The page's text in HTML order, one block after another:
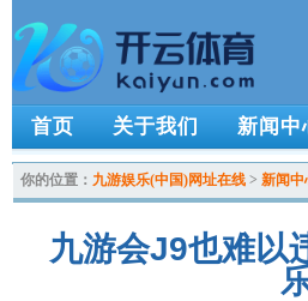
首页 关于我们 新闻中
你的位置： 九游娱乐(中国)网址在线 > 新闻中
九游会J9也难以